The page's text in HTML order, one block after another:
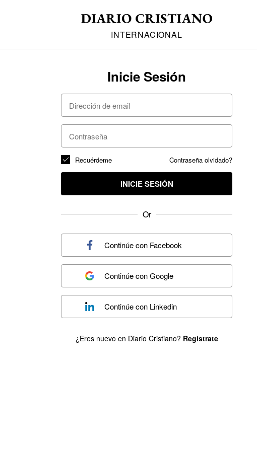
INTERNACIONAL
Inicie Sesión
Contraseña olvidado?
Recuérdeme
INICIE SESIÓN
Or
Continúe con Facebook
Continúe conGoogle
Continúe con Linkedin
¿Eres nuevo en Diario Cristiano? Regístrate